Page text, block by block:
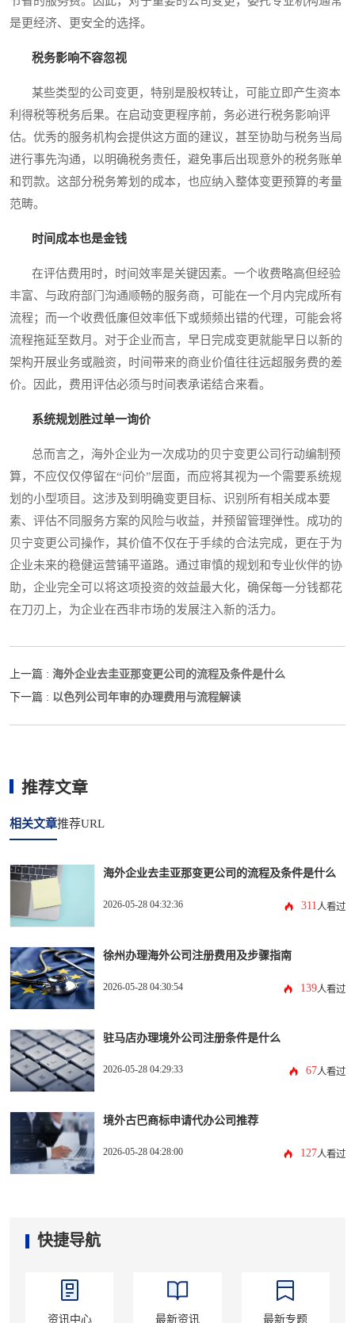
是更经济、更安全的选择。
税务影响不容忽视
某些类型的公司变更，特别是股权转让，可能立即产生资本
利得税等税务后果。在启动变更程序前，务必进行税务影响评
估。优秀的服务机构会提供这方面的建议，甚至协助与税务当局
进行事先沟通，以明确税务责任，避免事后出现意外的税务账单
和罚款。这部分税务筹划的成本，也应纳入整体变更预算的考量
范畴。
时间成本也是金钱
在评估费用时，时间效率是关键因素。一个收费略高但经验
丰富、与政府部门沟通顺畅的服务商，可能在一个月内完成所有
流程；而一个收费低廉但效率低下或频频出错的代理，可能会将
流程拖延至数月。对于企业而言，早日完成变更就能早日以新的
架构开展业务或融资，时间带来的商业价值往往远超服务费的差
价。因此，费用评估必须与时间表承诺结合来看。
系统规划胜过单一询价
总而言之，海外企业为一次成功的贝宁变更公司行动编制预
算，不应仅仅停留在“问价”层面，而应将其视为一个需要系统规
划的小型项目。这涉及到明确变更目标、识别所有相关成本要
素、评估不同服务方案的风险与收益，并预留管理弹性。成功的
贝宁变更公司操作，其价值不仅在于手续的合法完成，更在于为
企业未来的稳健运营铺平道路。通过审慎的规划和专业伙伴的协
助，企业完全可以将这项投资的效益最大化，确保每一分钱都花
在刀刃上，为企业在西非市场的发展注入新的活力。
上一篇 : 海外企业去圭亚那变更公司的流程及条件是什么
下一篇 : 以色列公司年审的办理费用与流程解读
推荐文章
相关文章推荐URL
海外企业去圭亚那变更公司的流程及条件是什么
2026-05-28 04:32:36 311人看过
徐州办理海外公司注册费用及步骤指南
2026-05-28 04:30:54 139人看过
驻马店办理境外公司注册条件是什么
2026-05-28 04:29:33 67人看过
境外古巴商标申请代办公司推荐
2026-05-28 04:28:00 127人看过
快捷导航
资讯中心 最新资讯 最新专题